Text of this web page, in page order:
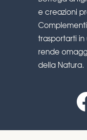
e creazioni
trasportarti in
rende
della Natura.